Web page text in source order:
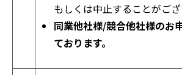
もしくは中止することがござ
同業他社様/競合他社様のお
ております。